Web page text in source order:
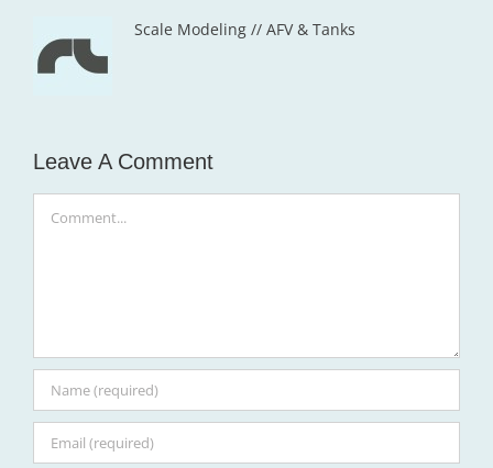
Scale Modeling // AFV & Tanks
Leave A Comment